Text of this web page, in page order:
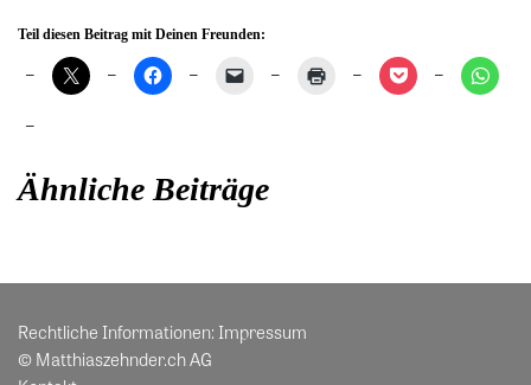
Teil diesen Beitrag mit Deinen Freunden:
Ähnliche Beiträge
Rechtliche Informationen: Impressum
© Matthiaszehnder.ch AG